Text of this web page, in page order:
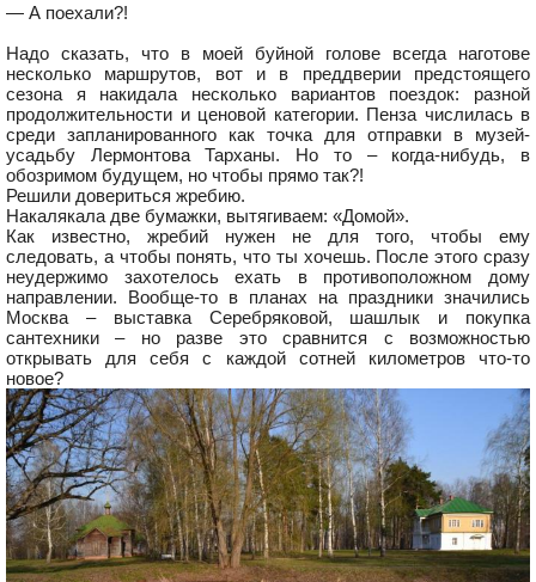
— А поехали?!
Надо сказать, что в моей буйной голове всегда наготове
несколько маршрутов, вот и в преддверии предстоящего
сезона я накидала несколько вариантов поездок: разной
продолжительности и ценовой категории. Пенза числилась в
среди запланированного как точка для отправки в музей-
усадьбу Лермонтова Тарханы. Но то – когда-нибудь, в
обозримом будущем, но чтобы прямо так?!
Решили довериться жребию.
Накалякала две бумажки, вытягиваем: «Домой».
Как известно, жребий нужен не для того, чтобы ему
следовать, а чтобы понять, что ты хочешь. После этого сразу
неудержимо захотелось ехать в противоположном дому
направлении. Вообще-то в планах на праздники значились
Москва – выставка Серебряковой, шашлык и покупка
сантехники – но разве это сравнится с возможностью
открывать для себя с каждой сотней километров что-то
новое?